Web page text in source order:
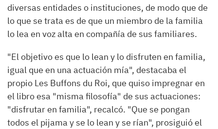
diversas entidades o instituciones, de modo que de
lo que se trata es de que un miembro de la familia
lo lea en voz alta en compañía de sus familiares.
"El objetivo es que lo lean y lo disfruten en familia,
igual que en una actuación mía", destacaba el
propio Les Buffons du Roi, que quiso impregnar en
el libro esa "misma filosofía" de sus actuaciones:
"disfrutar en familia", recalcó. "Que se pongan
todos el pijama y se lo lean y se rían", prosiguió el